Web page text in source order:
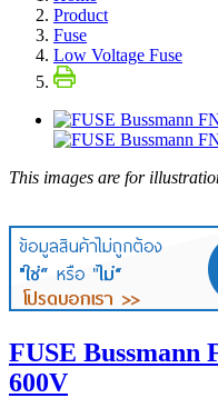
Product
Fuse
Low Voltage Fuse
This images are for
FUSE Bussmann
600V